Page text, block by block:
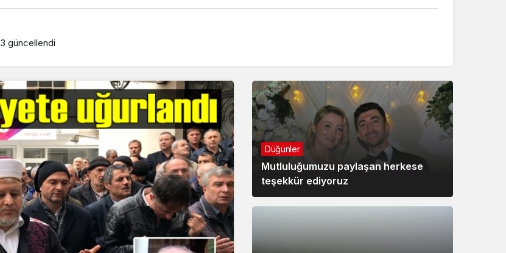
güncellendi
Düğünler
Mutluluğumuzu paylaşan herkese
teşekkür ediyoruz